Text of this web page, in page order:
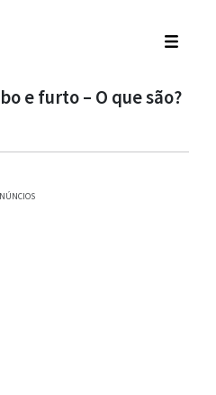
e furto – O que são?